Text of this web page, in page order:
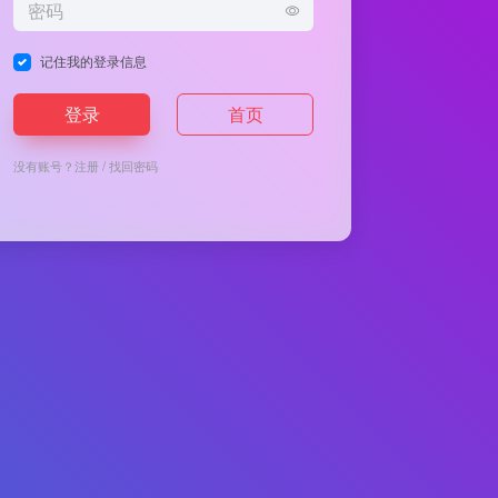
记住我的登录信息
登录 首页
没有账号？注册/找回密码